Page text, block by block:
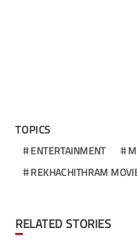
TOPICS
ENTERTAINMENT
REKHACHITHRAM
RELATED STORIES